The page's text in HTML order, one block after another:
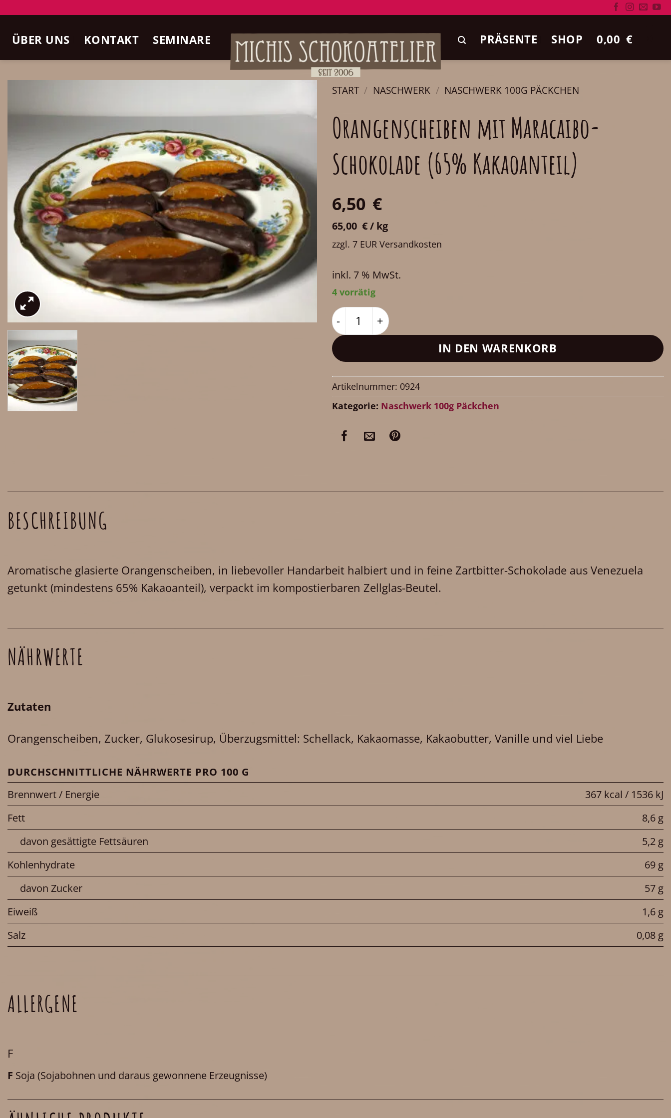
springen
ÜBER UNS KONTAKT SEMINARE PRÄSENTE SHOP 0,00 €
START / NASCHWERK / NASCHWERK 100G PÄCKCHEN
Orangenscheiben mit Maracaibo-
Schokolade (65% Kakaoanteil)
6,50 €
65,00 €/ kg
zzgl. 7 EUR Versandkosten
inkl. 7 % MwSt.
4 vorrätig
Orangenscheiben mit Maracaibo-Schokolade (65% Kakaoanteil)
IN DEN WARENKORB
Artikelnummer: 0924
Kategorie: Naschwerk 100g Päckchen
BESCHREIBUNG
Aromatische glasierte Orangenscheiben, in liebevoller Handarbeit halbiert und in feine Zartbitter-Schokolade aus Venezuela
getunkt (mindestens 65% Kakaoanteil), verpackt im kompostierbaren Zellglas-Beutel.
NÄHRWERTE
Zutaten
Orangenscheiben, Zucker, Glukosesirup, Überzugsmittel: Schellack, Kakaomasse, Kakaobutter, Vanille und viel Liebe
DURCHSCHNITTLICHE NÄHRWERTE PRO 100 G
Brennwert / Energie
367 kcal / 1536 kJ
Fett
8,6 g
davon gesättigte Fettsäuren
5,2 g
Kohlenhydrate
69 g
davon Zucker
57 g
Eiweiß
1,6 g
Salz
0,08 g
ALLERGENE
F
F Soja (Sojabohnen und daraus gewonnene Erzeugnisse)